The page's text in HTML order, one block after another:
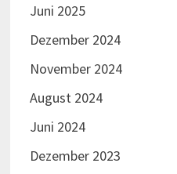
Juni 2025
Dezember 2024
November 2024
August 2024
Juni 2024
Dezember 2023